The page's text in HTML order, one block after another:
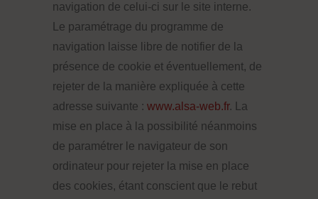
navigation de celui-ci sur le site interne.
Le paramétrage du programme de
navigation laisse libre de notifier de la
présence de cookie et éventuellement, de
rejeter de la manière expliquée à cette
adresse suivante : www.alsa-web.fr. La
mise en place à la possibilité néanmoins
de paramétrer le navigateur de son
ordinateur pour rejeter la mise en place
des cookies, étant conscient que le rebut